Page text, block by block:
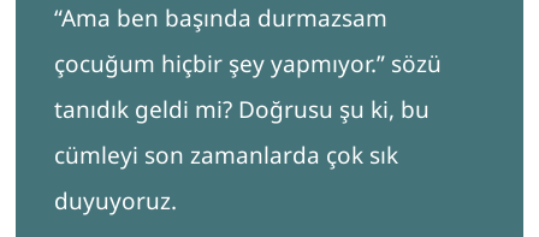
MMPI UZMAN GİRİŞİ
“Ama ben başında durmazsam
çocuğum hiçbir şey yapmıyor.” sözü
tanıdık geldi mi? Doğrusu şu ki, bu
cümleyi son zamanlarda çok sık
duyuyoruz.